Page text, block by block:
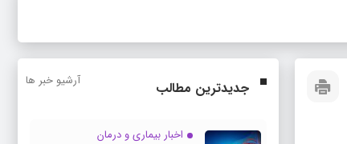
جدیدترین مطالب آرشیو خبر ها
اخبار بیماری و درمان